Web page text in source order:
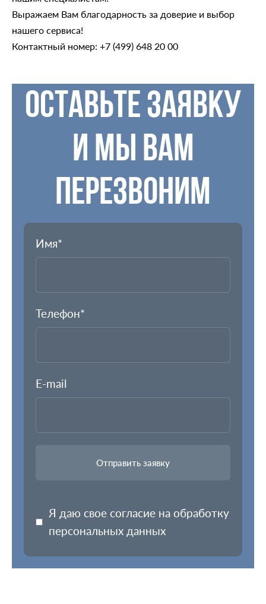
Выражаем Вам благодарность за доверие и выбор
нашего сервиса!
Контактный номер: +7 (499) 648 20 00
ОСТАВЬТЕ ЗАЯВКУ
И МЫ ВАМ
ПЕРЕЗВОНИМ
Имя*
Телефон*
E-mail
Я даю свое согласие на обработку
персональных данных